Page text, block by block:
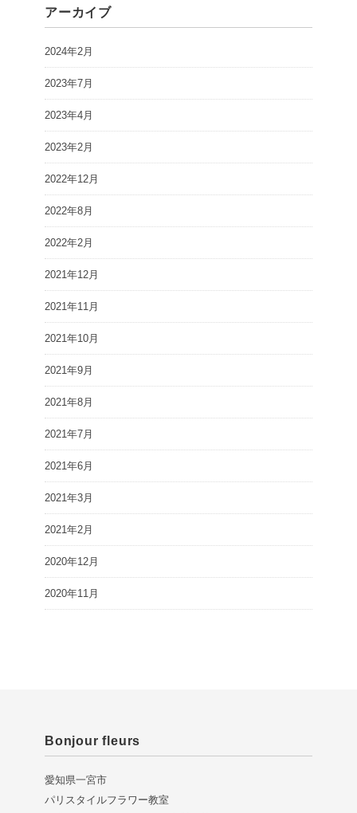
アーカイブ
2024年2月
2023年7月
2023年4月
2023年2月
2022年12月
2022年8月
2022年2月
2021年12月
2021年11月
2021年10月
2021年9月
2021年8月
2021年7月
2021年6月
2021年3月
2021年2月
2020年12月
2020年11月
Bonjour fleurs
愛知県一宮市
パリスタイルフラワー教室